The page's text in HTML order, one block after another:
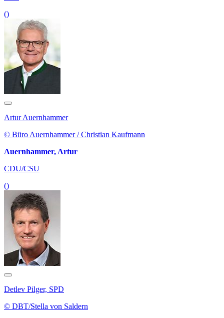
()
Artur Auernhammer
© Büro Auernhammer / Christian Kaufmann
Auernhammer, Artur
CDU/CSU
()
Detlev Pilger, SPD
© DBT/Stella von Saldern